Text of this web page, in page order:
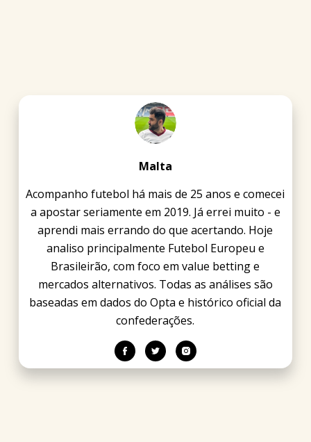
Malta
Acompanho futebol há mais de 25 anos e comecei
a apostar seriamente em 2019. Já errei muito - e
aprendi mais errando do que acertando. Hoje
analiso principalmente Futebol Europeu e
Brasileirão, com foco em value betting e
mercados alternativos. Todas as análises são
baseadas em dados do Opta e histórico oficial da
confederações.